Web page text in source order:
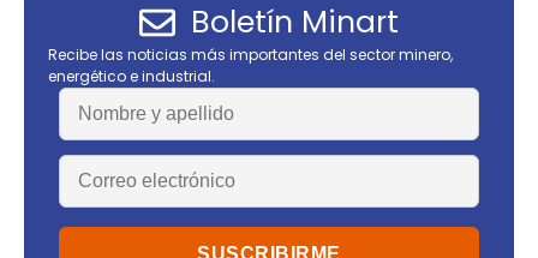
Boletín Minart
Recibe las noticias más importantes del sector minero,
energético e industrial.